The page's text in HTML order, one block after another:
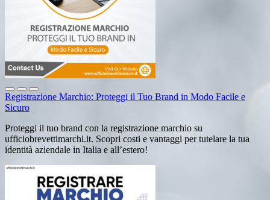
Registrazione Marchio: Proteggi il Tuo Brand in Modo Facile e
Sicuro
Proteggi il tuo brand con la registrazione marchio su
ufficiobrevettimarchi.it. Scopri costi e vantaggi per tutelare la tua
identità aziendale in Italia e all’estero!